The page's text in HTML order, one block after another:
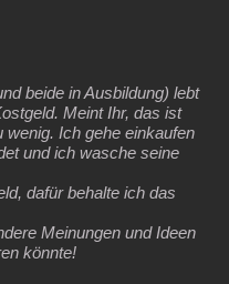
beide in Ausbildung) lebt
Meint Ihr, das ist
Ich gehe einkaufen
und ich wasche seine
dafür behalte ich das
Meinungen und Ideen
könnte!